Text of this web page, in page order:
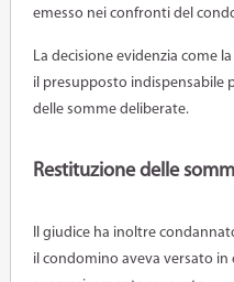
emesso nei confronti del
La decisione evidenzia come
il presupposto indispensabile
delle somme deliberate.
Restituzione delle
Il giudice ha inoltre
il condomino aveva versato